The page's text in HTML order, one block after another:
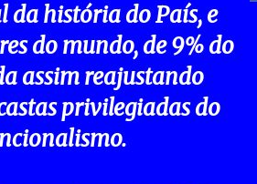
da história do País, e
do mundo, de 9% do
assim reajustando
privilegiadas do